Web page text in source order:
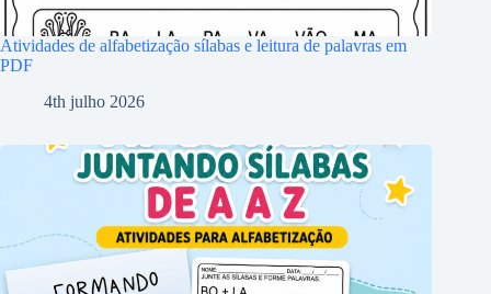
Atividades de alfabetização sílabas e leitura de palavras em
PDF
4th julho 2026